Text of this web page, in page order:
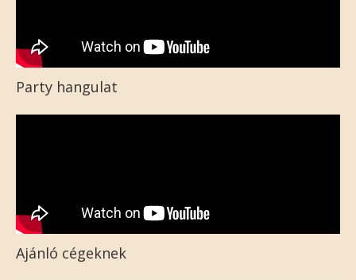
Party hangulat
Ajánló cégeknek